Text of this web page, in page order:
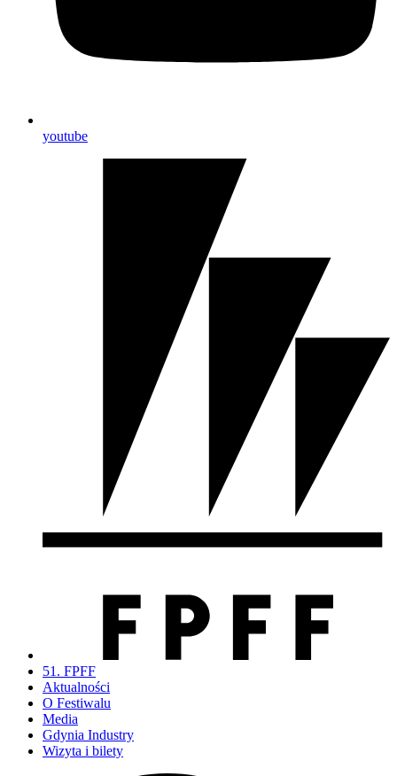
youtube
51. FPFF
Aktualności
O Festiwalu
Media
Gdynia Industry
Wizyta i bilety